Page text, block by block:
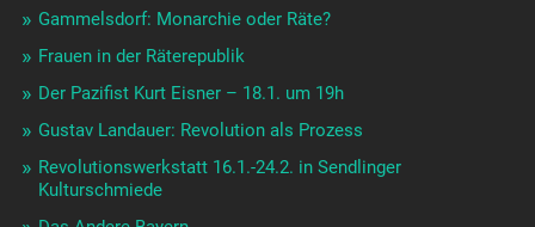
Gammelsdorf: Monarchie oder Räte?
Frauen in der Räterepublik
Der Pazifist Kurt Eisner – 18.1. um 19h
Gustav Landauer: Revolution als Prozess
Revolutionswerkstatt 16.1.-24.2. in Sendlinger
Kulturschmiede